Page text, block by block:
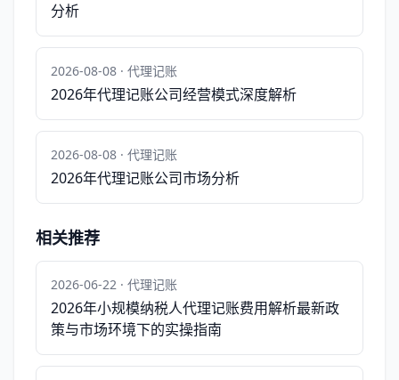
分析
2026-08-08 · 代理记账
2026年代理记账公司经营模式深度解析
2026-08-08 · 代理记账
2026年代理记账公司市场分析
相关推荐
2026-06-22 · 代理记账
2026年小规模纳税人代理记账费用解析最新政
策与市场环境下的实操指南